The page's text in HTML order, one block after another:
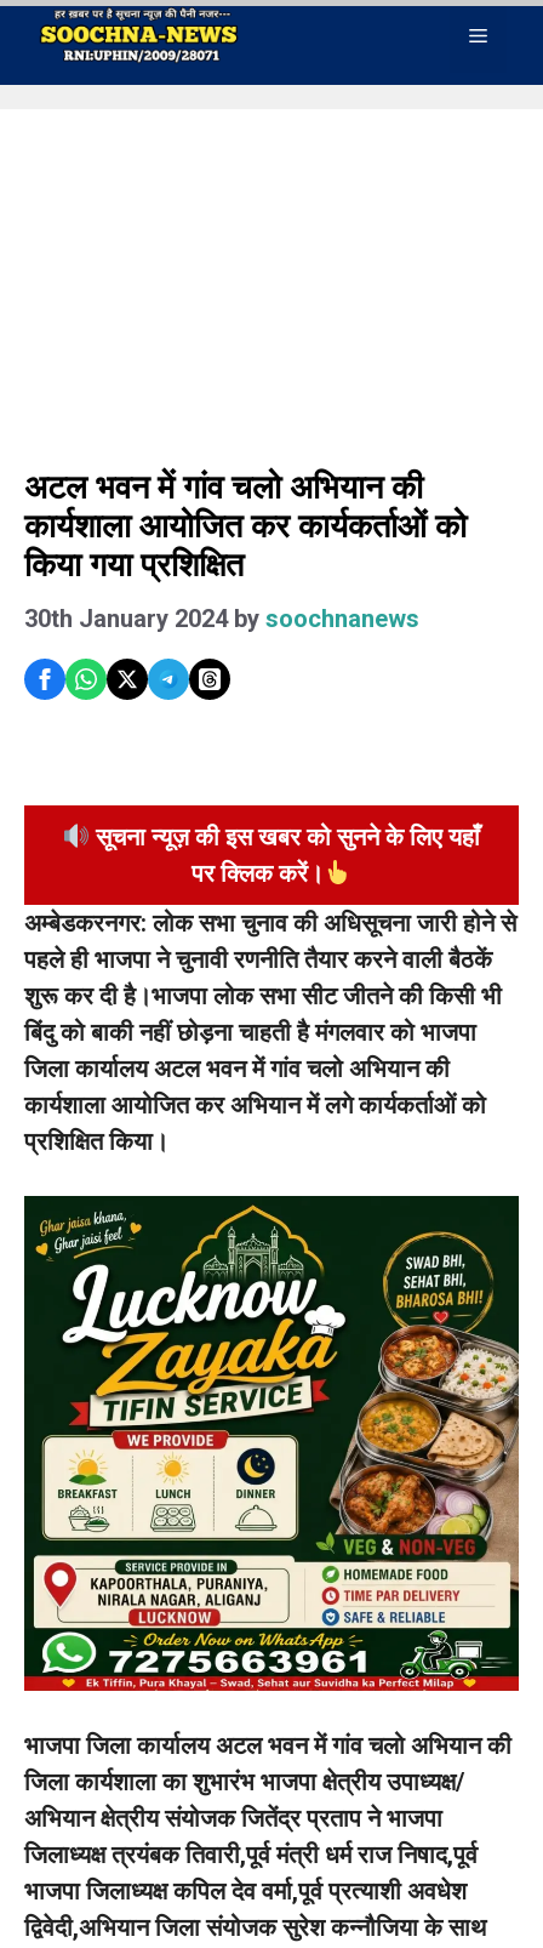
Skip
content
Menu
अटल भवन में गांव चलो अभियान की
कार्यशाला आयोजित कर कार्यकर्ताओं को
किया गया प्रशिक्षित
30th January 2024 by soochnanews
सूचना न्यूज़ की इस खबर को सुनने के लिए यहाँ
पर क्लिक करें।
अम्बेडकरनगर: लोक सभा चुनाव की अधिसूचना जारी होने से
पहले ही भाजपा ने चुनावी रणनीति तैयार करने वाली बैठकें
शुरू कर दी है।भाजपा लोक सभा सीट जीतने की किसी भी
बिंदु को बाकी नहीं छोड़ना चाहती है मंगलवार को भाजपा
जिला कार्यालय अटल भवन में गांव चलो अभियान की
कार्यशाला आयोजित कर अभियान में लगे कार्यकर्ताओं को
प्रशिक्षित किया।
भाजपा जिला कार्यालय अटल भवन में गांव चलो अभियान की
जिला कार्यशाला का शुभारंभ भाजपा क्षेत्रीय उपाध्यक्ष/
अभियान क्षेत्रीय संयोजक जितेंद्र प्रताप ने भाजपा
जिलाध्यक्ष त्रयंबक तिवारी,पूर्व मंत्री धर्म राज निषाद,पूर्व
भाजपा जिलाध्यक्ष कपिल देव वर्मा,पूर्व प्रत्याशी अवधेश
द्विवेदी,अभियान जिला संयोजक सुरेश कन्नौजिया के साथ